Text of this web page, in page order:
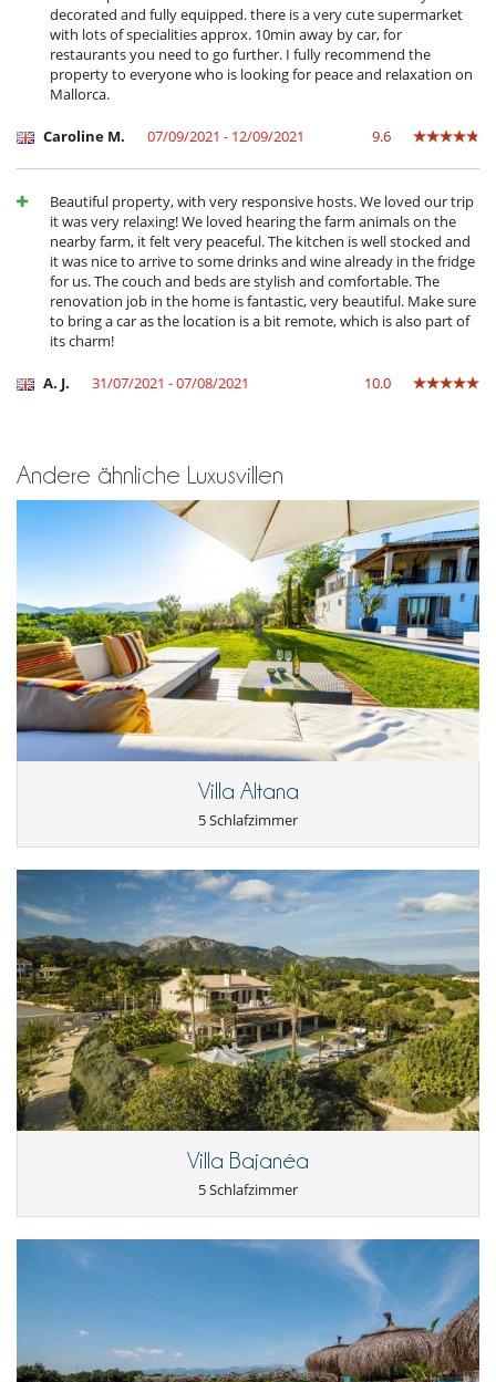
Spülmaschine
Toaster
voll ausgestattete Küche
Waschmaschine
Wasserkocher
Unterhaltung, Wohlbefinden & Sport
Internetzugang (Wifi)
Privater Außen-Swimmingpool
decorated and fully equipped. there is a very cute supermarket
with lots of specialities approx. 10min away by car, for
restaurants you need to go further. I fully recommend the
property to everyone who is looking for peace and relaxation on
Mallorca.
Caroline M. 07/09/2021 - 12/09/2021 9.6
Beautiful property, with very responsive hosts. We loved our trip
it was very relaxing! We loved hearing the farm animals on the
nearby farm, it felt very peaceful. The kitchen is well stocked and
it was nice to arrive to some drinks and wine already in the fridge
for us. The couch and beds are stylish and comfortable. The
renovation job in the home is fantastic, very beautiful. Make sure
to bring a car as the location is a bit remote, which is also part of
its charm!
A. J. 31/07/2021 - 07/08/2021 10.0
Andere ähnliche Luxusvillen
Villa Altana
5 Schlafzimmer
Villa Bajanéa
5 Schlafzimmer